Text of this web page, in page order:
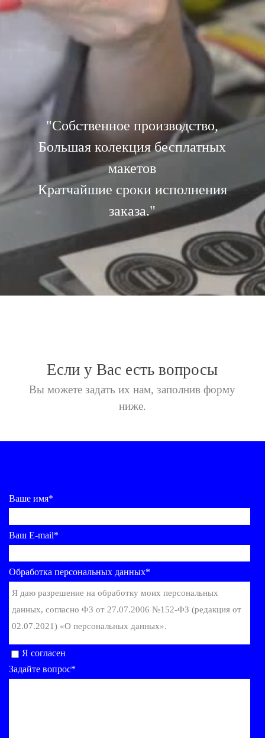
"Собственное производство,
Большая колекция бесплатных
макетов
Кратчайшие сроки исполнения
заказа."
Если у Вас есть вопросы
Вы можете задать их нам, заполнив форму
ниже.
Ваше имя*
Ваш E-mail*
Обработка персональных данных*
Я даю разрешение на обработку моих персональных
данных, согласно ФЗ от 27.07.2006 №152-ФЗ (редакция от
02.07.2021) «О персональных данных».
Я согласен
Задайте вопрос*